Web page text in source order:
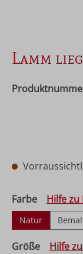
Lamm
Farbe Hilfe zu
Natur
Größe Hilfe